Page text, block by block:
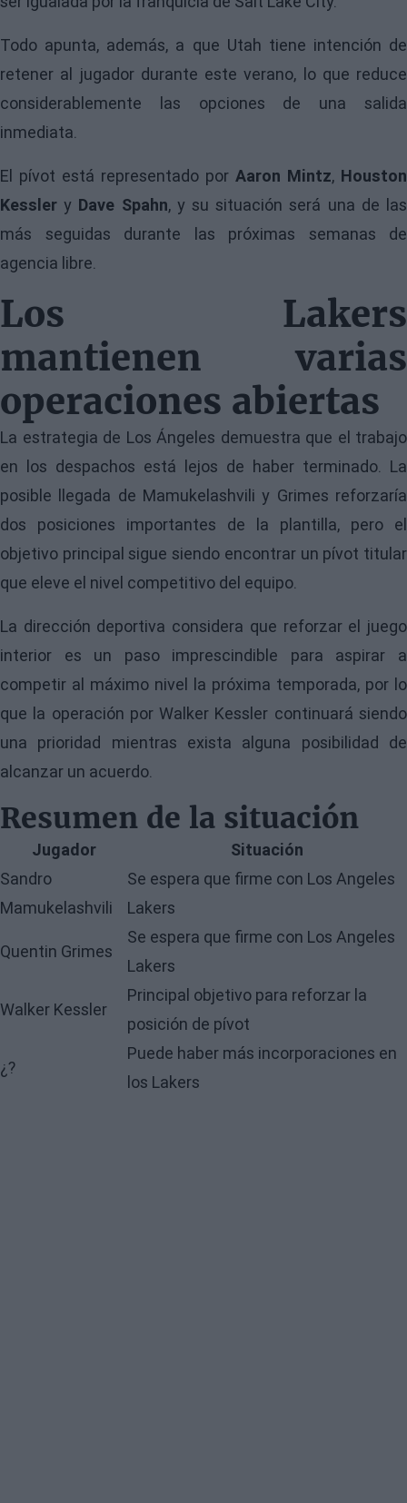
Todo apunta, además, a que Utah tiene intención de
retener al jugador durante este verano, lo que reduce
considerablemente las opciones de una salida
inmediata.
El pívot está representado por Aaron Mintz, Houston
Kessler y Dave Spahn, y su situación será una de las
más seguidas durante las próximas semanas de
agencia libre.
Los Lakers
mantienen varias
operaciones abiertas
La estrategia de Los Ángeles demuestra que el trabajo
en los despachos está lejos de haber terminado. La
posible llegada de Mamukelashvili y Grimes reforzaría
dos posiciones importantes de la plantilla, pero el
objetivo principal sigue siendo encontrar un pívot titular
que eleve el nivel competitivo del equipo.
La dirección deportiva considera que reforzar el juego
interior es un paso imprescindible para aspirar a
competir al máximo nivel la próxima temporada, por lo
que la operación por Walker Kessler continuará siendo
una prioridad mientras exista alguna posibilidad de
alcanzar un acuerdo.
Resumen de la situación
Jugador
Situación
Sandro
Mamukelashvili
Se espera que firme con Los Angeles
Lakers
Quentin Grimes
Se espera que firme con Los Angeles
Lakers
Walker Kessler
Principal objetivo para reforzar la
posición de pívot
¿?
Puede haber más incorporaciones en
los Lakers